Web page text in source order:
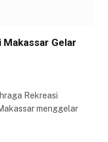
Gelar
Rekreasi
menggelar